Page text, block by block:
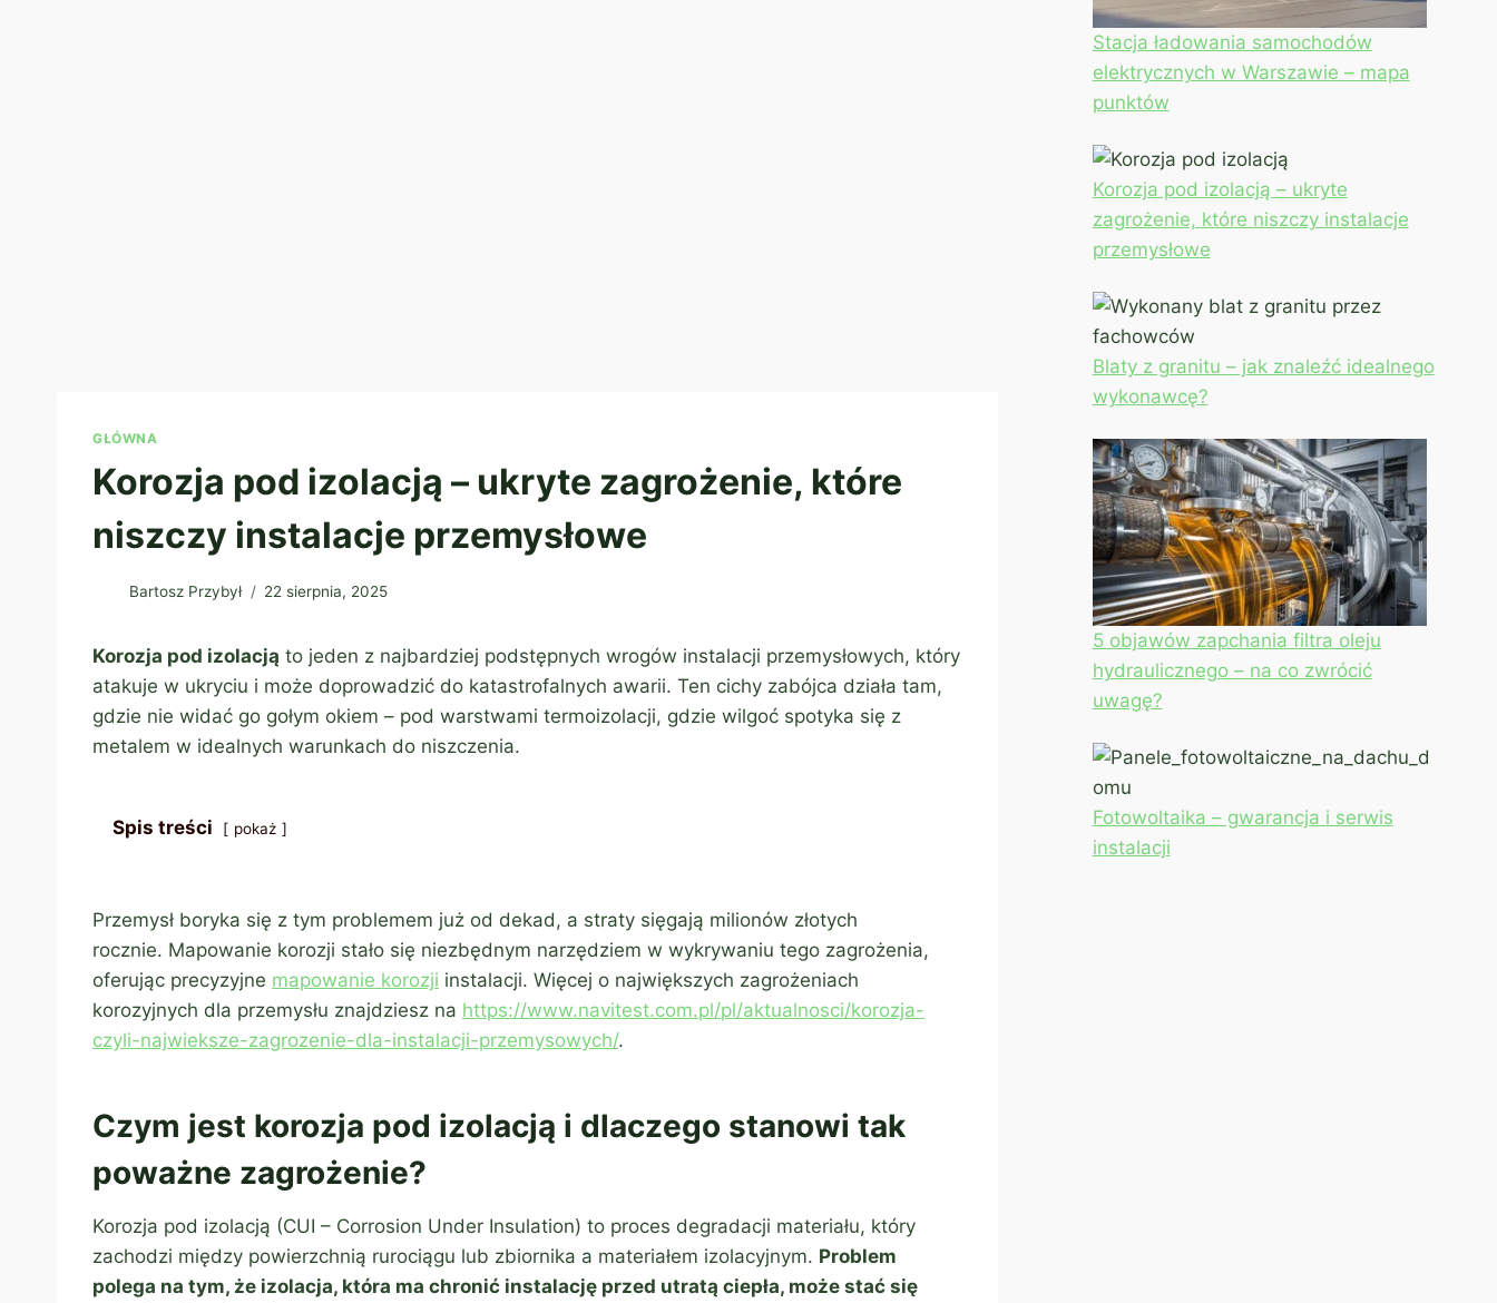
GŁÓWNA
Korozja pod izolacją – ukryte zagrożenie, które
niszczy instalacje przemysłowe
Bartosz Przybył 22 sierpnia, 2025
Korozja pod izolacją to jeden z najbardziej podstępnych wrogów instalacji przemysłowych, który
atakuje w ukryciu i może doprowadzić do katastrofalnych awarii. Ten cichy zabójca działa tam,
gdzie nie widać go gołym okiem – pod warstwami termoizolacji, gdzie wilgoć spotyka się z
metalem w idealnych warunkach do niszczenia.
Spis treści pokaż
Przemysł boryka się z tym problemem już od dekad, a straty sięgają milionów złotych
rocznie. Mapowanie korozji stało się niezbędnym narzędziem w wykrywaniu tego zagrożenia,
oferując precyzyjne mapowanie korozji instalacji. Więcej o największych zagrożeniach
korozyjnych dla przemysłu znajdziesz na https://www.navitest.com.pl/pl/aktualnosci/korozja-
czyli-najwieksze-zagrozenie-dla-instalacji-przemysowych/.
Czym jest korozja pod izolacją i dlaczego stanowi tak
poważne zagrożenie?
Korozja pod izolacją (CUI – Corrosion Under Insulation) to proces degradacji materiału, który
zachodzi między powierzchnią rurociągu lub zbiornika a materiałem izolacyjnym. Problem
polega na tym, że izolacja, która ma chronić instalację przed utratą ciepła, może stać się
Stacja ładowania samochodów
elektrycznych w Warszawie – mapa
punktów
Korozja pod izolacją – ukryte
zagrożenie, które niszczy instalacje
przemysłowe
Blaty z granitu – jak znaleźć idealnego
wykonawcę?
5 objawów zapchania filtra oleju
hydraulicznego – na co zwrócić
uwagę?
Fotowoltaika – gwarancja i serwis
instalacji